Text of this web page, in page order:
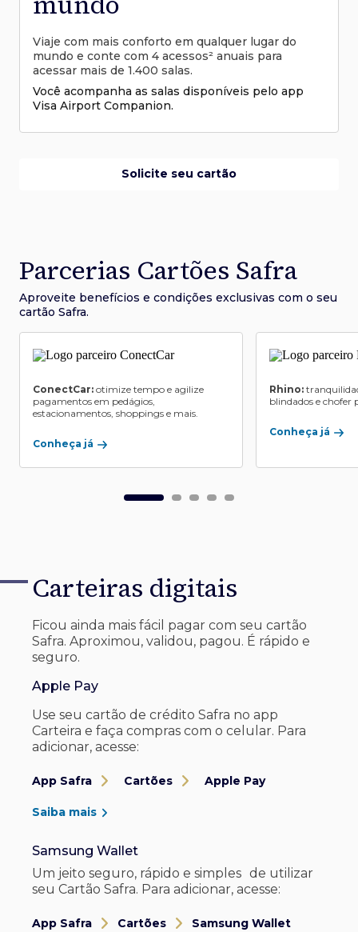
Viaje com mais conforto em qualquer lugar do
mundo e conte com 4 acessos² anuais para
acessar mais de 1.400 salas.
Você acompanha as salas disponíveis pelo app
Visa Airport Companion.
Solicite seu cartão
Parcerias Cartões Safra
Aproveite benefícios e condições exclusivas com o seu
cartão Safra.
ConectCar: otimize tempo e agilize
pagamentos em pedágios,
estacionamentos, shoppings e mais.
Conheça já
Rhino:
blindados e chofer
Conheça já
Carteiras digitais
Ficou ainda mais fácil pagar com seu cartão
Safra. Aproximou, validou, pagou. É rápido e
seguro.
Apple Pay
Use seu cartão de crédito Safra no app
Carteira e faça compras com o celular. Para
adicionar, acesse:
App Safra Cartões Apple Pay
Saiba mais
Samsung Wallet
Um jeito seguro, rápido e simples de utilizar
seu Cartão Safra. Para adicionar, acesse:
App Safra Cartões Samsung Wallet